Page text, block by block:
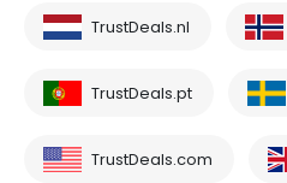
TrustDeals.nl
TrustDeals.pt
TrustDeals.com